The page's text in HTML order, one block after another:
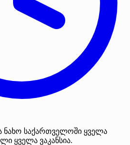
ნახო საქართველოში ყველა
ყველა ვაკანსია.